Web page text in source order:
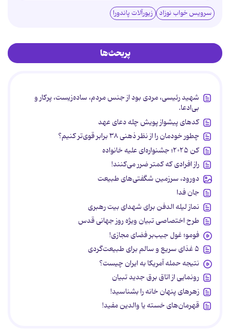
سرویس خواب نوزاد زیورآلات پاندورا
پربحث‌ها
شهید رئیسی، مردی بود از جنس مردم، ساده‌زیست، پرکار و
بی‌ادعا.
کدهای پیشواز پویش چله دعای عهد
چطور خودمان را از نظر ذهنی ۳۸ برابر قوی‌تر کنیم؟
کن ۲۰۲۵؛ جشنواره‌ای علیه خانواده
راز افرادی که کمتر ضرر می‌کنند!
دورود، سرزمین شگفتی‌های طبیعت
جان فدا
نماز لیله الدفن برای شهدای بیت رهبری
طرح اختصاصی تبیان ویژه روز جهانی قدس
فومو؛ غول جیب‌بر فضای مجازی!
۵ غذای سریع و سالم برای طبیعت‌گردی
نتیجه حمله آمریکا به ایران چیست؟
رونمایی از اتاق برق جدید تبیان
زهرهای پنهان خانه را بشناسید!
قهرمان‌های خسته یا والدین مفید!